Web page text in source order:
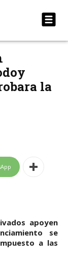
la
apoyen
se
a las